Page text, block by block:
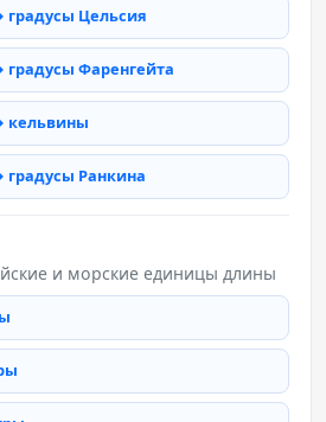
Цельсия
Фаренгейта
кельвины
Ранкина
и морские единицы длины